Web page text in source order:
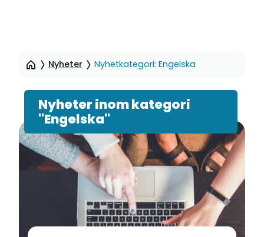
sidinnehåll
Nyheter Nyhetkategori: Engelska
Nyheter inom kategori
"Engelska"